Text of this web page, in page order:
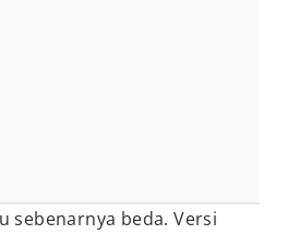
sebenarnya beda. Versi